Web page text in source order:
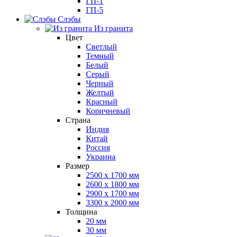
ГП-5
Слэбы
Из гранита
Цвет
Светлый
Темный
Белый
Серый
Черный
Желтый
Красный
Коричневый
Страна
Индия
Китай
Россия
Украина
Размер
2500 x 1700 мм
2600 x 1800 мм
2900 x 1700 мм
3300 x 2000 мм
Толщина
20 мм
30 мм